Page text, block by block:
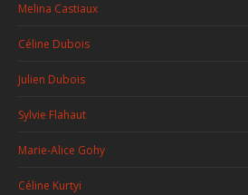
Melina Castiaux
Céline Dubois
Julien Dubois
Sylvie Flahaut
Marie-Alice Gohy
Céline Kurtyi